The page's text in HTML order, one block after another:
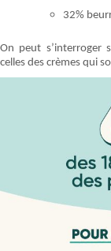
32%
On peut s’interroger
celles des crèmes qui